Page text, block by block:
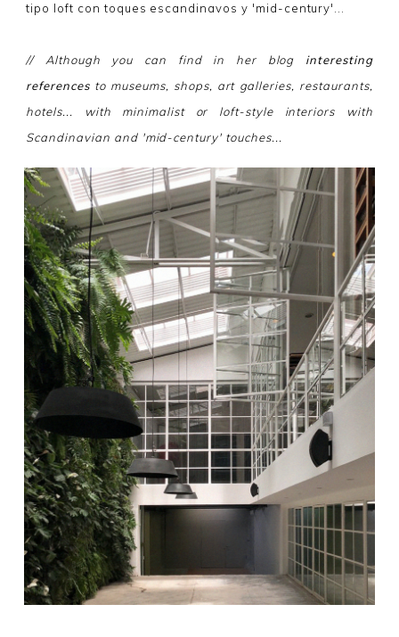
tipo loft con toques escandinavos y 'mid-century'...
// Although you can find in her blog interesting
referencesto museums, shops, art galleries, restaurants,
hotels... with minimalist or loft-style interiors with
Scandinavian and 'mid-century' touches...